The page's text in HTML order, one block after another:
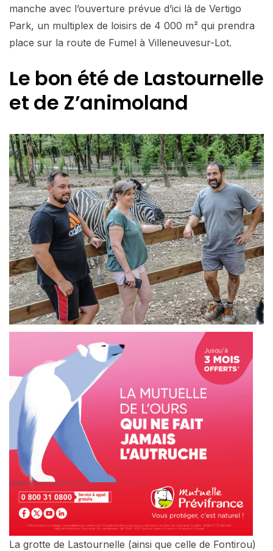
manche avec l’ouverture prévue d’ici là de Vertigo
Park, un multiplex de loisirs de 4 000 m² qui prendra
place sur la route de Fumel à Villeneuvesur-Lot.
Le bon été de Lastournelle
et de Z’animoland
La grotte de Lastournelle (ainsi que celle de Fontirou)